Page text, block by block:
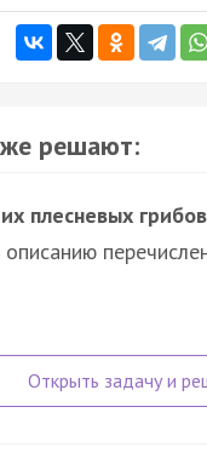
решают:
плесневых грибов